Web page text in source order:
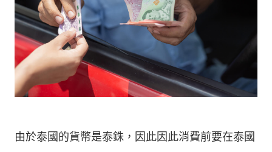
由於泰國的貨幣是泰銖，因此因此消費前要在泰國